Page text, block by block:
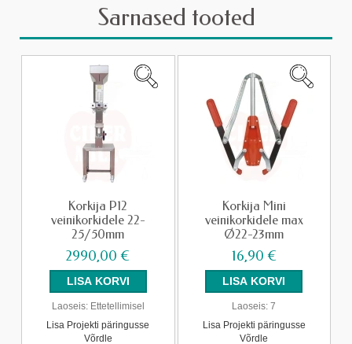
Sarnased tooted
Korkija P12
veinikorkidele 22-
25/50mm
2990,00 €
Laoseis: Ettetellimisel
Lisa Projekti päringusse
Võrdle
Korkija Mini
veinikorkidele max
Ø22-23mm
16,90 €
Laoseis: 7
Lisa Projekti päringusse
Võrdle